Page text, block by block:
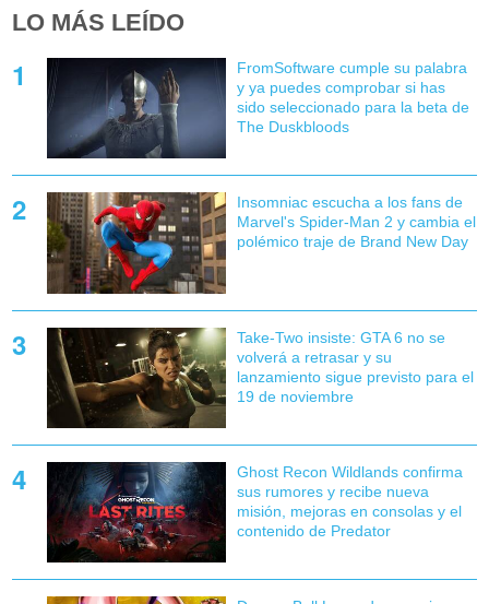
LO MÁS LEÍDO
FromSoftware cumple su palabra
y ya puedes comprobar si has
sido seleccionado para la beta de
The Duskbloods
Insomniac escucha a los fans de
Marvel's Spider-Man 2 y cambia el
polémico traje de Brand New Day
Take-Two insiste: GTA 6 no se
volverá a retrasar y su
lanzamiento sigue previsto para el
19 de noviembre
Ghost Recon Wildlands confirma
sus rumores y recibe nueva
misión, mejoras en consolas y el
contenido de Predator